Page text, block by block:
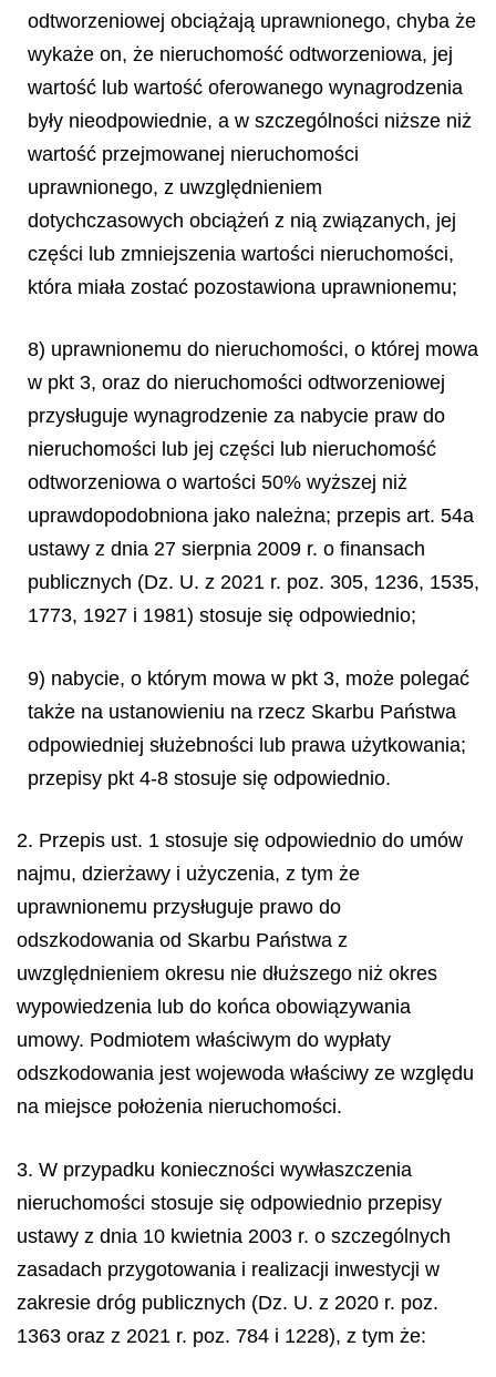
odtworzeniowej obciążają uprawnionego, chyba że
wykaże on, że nieruchomość odtworzeniowa, jej
wartość lub wartość oferowanego wynagrodzenia
były nieodpowiednie, a w szczególności niższe niż
wartość przejmowanej nieruchomości
uprawnionego, z uwzględnieniem
dotychczasowych obciążeń z nią związanych, jej
części lub zmniejszenia wartości nieruchomości,
która miała zostać pozostawiona uprawnionemu;
8) uprawnionemu do nieruchomości, o której mowa
w pkt 3, oraz do nieruchomości odtworzeniowej
przysługuje wynagrodzenie za nabycie praw do
nieruchomości lub jej części lub nieruchomość
odtworzeniowa o wartości 50% wyższej niż
uprawdopodobniona jako należna; przepis art. 54a
ustawy z dnia 27 sierpnia 2009 r. o finansach
publicznych (Dz. U. z 2021 r. poz. 305, 1236, 1535,
1773, 1927 i 1981) stosuje się odpowiednio;
9) nabycie, o którym mowa w pkt 3, może polegać
także na ustanowieniu na rzecz Skarbu Państwa
odpowiedniej służebności lub prawa użytkowania;
przepisy pkt 4-8 stosuje się odpowiednio.
2. Przepis ust. 1 stosuje się odpowiednio do umów
najmu, dzierżawy i użyczenia, z tym że
uprawnionemu przysługuje prawo do
odszkodowania od Skarbu Państwa z
uwzględnieniem okresu nie dłuższego niż okres
wypowiedzenia lub do końca obowiązywania
umowy. Podmiotem właściwym do wypłaty
odszkodowania jest wojewoda właściwy ze względu
na miejsce położenia nieruchomości.
3. W przypadku konieczności wywłaszczenia
nieruchomości stosuje się odpowiednio przepisy
ustawy z dnia 10 kwietnia 2003 r. o szczególnych
zasadach przygotowania i realizacji inwestycji w
zakresie dróg publicznych (Dz. U. z 2020 r. poz.
1363 oraz z 2021 r. poz. 784 i 1228), z tym że: